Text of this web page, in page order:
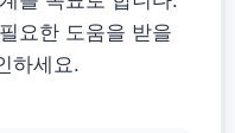
요한 도움을 받을
하세요.